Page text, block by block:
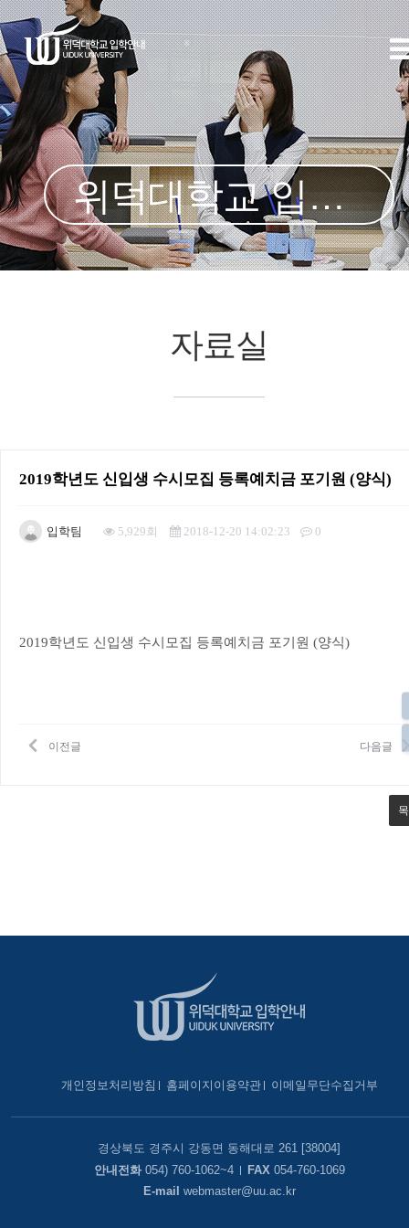
위덕대학교 입학처
자료실
2019학년도 신입생 수시모집 등록예치금 포기원 (양식)
입학팀 5,929회 2018-12-20 14:02:23 0
2019학년도 신입생 수시모집 등록예치금 포기원 (양식)
이전글 다음글
개인정보처리방침 홈페이지이용약관 이메일무단수집거부
경상북도 경주시 강동면 동해대로 261 [38004]
안내전화054) 760-1062~4 FAX 054-760-1069
E-mail webmaster@uu.ac.kr